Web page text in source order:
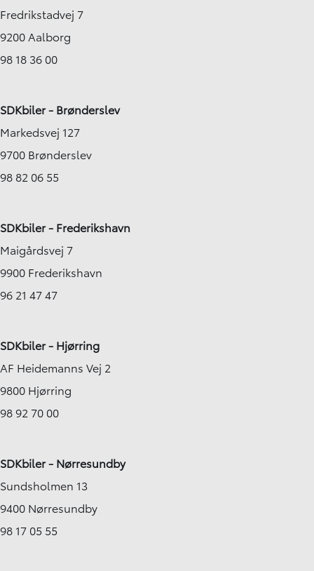
Fredrikstadvej 7
9200 Aalborg
98 18 36 00
SDKbiler - Brønderslev
Markedsvej 127
9700 Brønderslev
98 82 06 55
SDKbiler - Frederikshavn
Maigårdsvej 7
9900 Frederikshavn
96 21 47 47
SDKbiler - Hjørring
AF Heidemanns Vej 2
9800 Hjørring
98 92 70 00
SDKbiler - Nørresundby
Sundsholmen 13
9400 Nørresundby
98 17 05 55